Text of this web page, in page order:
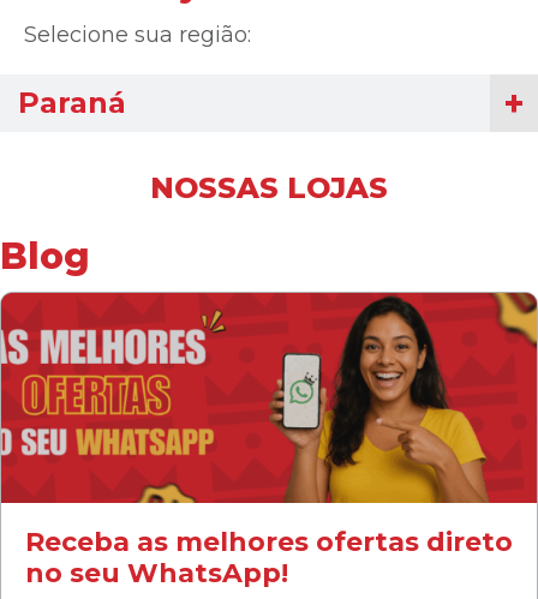
Selecione sua região:
Paraná
NOSSAS LOJAS
Blog
Receba as melhores ofertas direto
no seu WhatsApp!